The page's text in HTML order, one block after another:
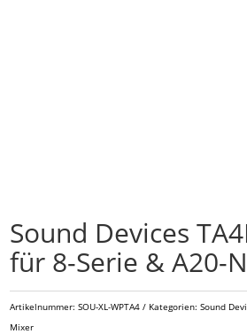
Sound Devices
für 8-Serie & A20-
Artikelnummer:SOU-XL-WPTA4 Kategorien:Sound
Mixer